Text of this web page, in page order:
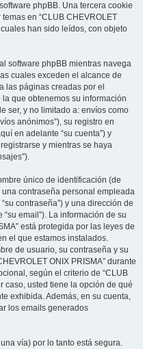
phpBB. Una tercera cookie
en “CLUB CHEVROLET
han sido leídos, con objeto
software phpBB mientras navega
cuales exceden el alcance de
las páginas creadas por el
que obtenemos su información
ser, y no limitado a: envíos como
anónimos”), su registro en
en adelante “su cuenta”) y
y mientras se haya
único de identificación (de
contraseña personal empleada
contraseña”) y una dirección de
email”). La información de su
está protegida por las leyes de
el que estamos instalados.
de usuario, su contraseña y su
ONIX PRISMA” durante
según el criterio de “CLUB
caso, usted tiene la opción de qué
exhibida. Además, en su cuenta,
los emails generados
vía) por lo tanto está segura.